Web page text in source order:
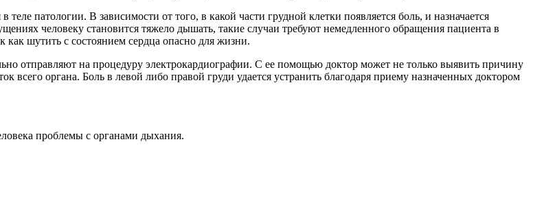
патологии. В зависимости от того, в какой части грудной клетки появляется боль, и назначается
человеку становится тяжело дышать, такие случаи требуют немедленного обращения пациента в
шутить с состоянием сердца опасно для жизни.
отправляют на процедуру электрокардиографии. С ее помощью доктор может не только выявить причину
всего органа. Боль в левой либо правой груди удается устранить благодаря приему назначенных доктором
проблемы с органами дыхания.